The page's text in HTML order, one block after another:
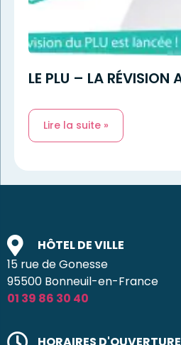
LE PLU – LA RÉVISION
Lire la suite »
HÔTEL DE VILLE
15 rue de Gonesse
95500 Bonneuil-en-France
01 39 86 30 40